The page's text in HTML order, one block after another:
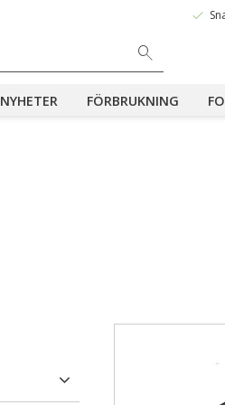
done
NYHETER FÖRBRUKNING